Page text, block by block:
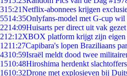
315:21Netflix-abonnees krijgen
5514:35Onlyfans-model met G-cup wil
2214:09Huisarts per direct uit vak
212:12XBOX platform krijgt zijn eigen
1211:27Capibara's lopen Braziliaans
4310:59Israël meldt dood twee
1510:48Hiroshima herdenkt
1610:32Drone met explosieven bij